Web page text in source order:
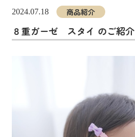
2024.07.18 商品紹介
８重ガーゼ スタイ のご紹介